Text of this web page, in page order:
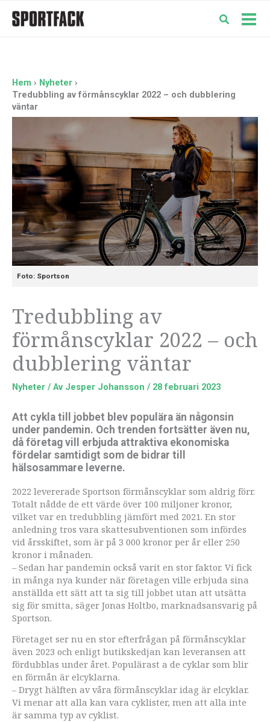
Hem
Nyheter
Tredubbling av förmånscyklar 2022 – och dubblering
väntar
Foto: Sportson
Tredubbling av
förmånscyklar 2022 – och
dubblering väntar
Nyheter / Av Jesper Johansson / 28 februari 2023
Att cykla till jobbet blev populära än någonsin
under pandemin. Och trenden fortsätter även nu,
då företag vill erbjuda attraktiva ekonomiska
fördelar samtidigt som de bidrar till
hälsosammare leverne.
2022 levererade Sportson förmånscyklar som aldrig förr.
Totalt nådde de ett värde över 100 miljoner kronor,
vilket var en tredubbling jämfört med 2021. En stor
anledning tros vara skattesubventionen som infördes
vid årsskiftet, som är på 3 000 kronor per år eller 250
kronor i månaden.
– Sedan har pandemin också varit en stor faktor. Vi fick
in många nya kunder när företagen ville erbjuda sina
anställda ett sätt att ta sig till jobbet utan att utsätta
sig för smitta, säger Jonas Holtbo, marknadsansvarig på
Sportson.
Företaget ser nu en stor efterfrågan på förmånscyklar
även 2023 och enligt butikskedjan kan leveransen att
fördubblas under året. Populärast a de cyklar som blir
en förmån är elcyklarna.
– Drygt hälften av våra förmånscyklar idag är elcyklar.
Vi menar att alla kan vara cyklister, men att alla inte
är samma typ av cyklist.